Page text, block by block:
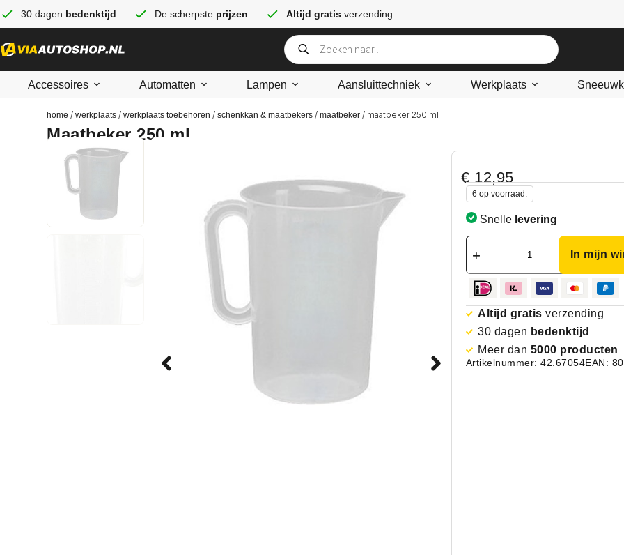
30 dagen bedenktijd De scherpste prijzen Altijd gratis verzending
Accessoires Automatten Lampen Aansluittechniek Werkplaats
home /werkplaats /werkplaats toebehoren /schenkkan & maatbekers /maatbeker / maatbeker 250 ml
Maatbeker 250 ml
€12,95
6 op voorraad.
Snelle levering
In mijn
Altijd gratis verzending
30 dagen bedenktijd
Meer dan 5000 producten
Artikelnummer: 42.67054EAN: